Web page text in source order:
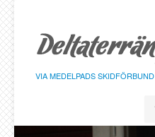
sidans
innehåll
VIA MEDELPADS SKIDFÖRBUND